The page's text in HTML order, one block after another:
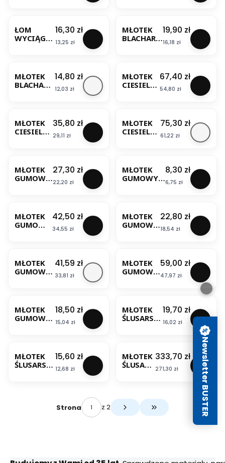
ŁOM
WYCIĄGA
MN-79-
130
MODECO
Cena
16,30 zł
Cena
13,25 zł
MŁOTEK
BLACHARS
31-024
MODECO
Cena
19,90 zł
Cena
16,18 zł
MŁOTEK
BLACHARS
32-200
KOELNER
Cena
14,80 zł
Cena
12,03 zł
MŁOTEK
CIESIELSK
Cena
67,40 zł
Cena
54,80 zł
MŁOTEK
CIESIELSK
Cena
35,80 zł
Cena
29,11 zł
MŁOTEK
CIESIELSK
Cena
75,30 zł
Cena
61,22 zł
MŁOTEK
GUMOWO
MN-31-
540
MODECO
Cena
27,30 zł
Cena
22,20 zł
MŁOTEK
GUMOWY
Cena
8,30 zł
Cena
6,75 zł
MŁOTEK
GUMOWY
324
MODECO
Cena
42,50 zł
Cena
34,55 zł
MŁOTEK
GUMOWY
Y MN-31-
130
MODECO
Cena
22,80 zł
Cena
18,54 zł
MŁOTEK
GUMOWY
TRZONEK
450G
KRT90400
Cena
41,59 zł
Cena
33,81 zł
MŁOTEK
GUMOWY
TRZONEK
700G
KRT90400
Cena
59,00 zł
Cena
47,97 zł
MŁOTEK
GUMOWY
MN-31-
124
MODECO
Cena
18,50 zł
Cena
15,04 zł
MŁOTEK
ŚLUSARSKI
Cena
19,70 zł
Cena
16,02 zł
MŁOTEK
ŚLUSARSKI
Cena
15,60 zł
Cena
12,68 zł
MŁOTEK
ŚLUSARS
MODECO
Cena
333,70 zł
Cena
271,30 zł
Strona z 2 Przejdź do ostatniej
Newsletter BUSTER